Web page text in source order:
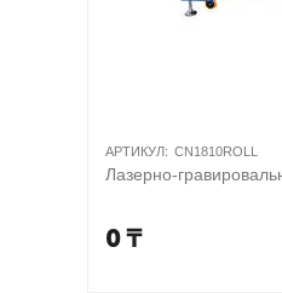
АРТИКУЛ: CN1810ROLL
Лазерно-
0₸